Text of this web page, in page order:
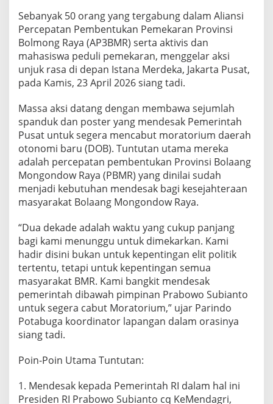
t
B
o
l
m
o
n
a
y
a
T
u
n
t
u
t
e
m
e
k
a
r
n
P
B
Sebanyak 50 orang yang tergabung dalam Aliansi
Percepatan Pembentukan Pemekaran Provinsi
Bolmong Raya (AP3BMR) serta aktivis dan
mahasiswa peduli pemekaran, menggelar aksi
unjuk rasa di depan Istana Merdeka, Jakarta Pusat,
pada Kamis, 23 April 2026 siang tadi.
Massa aksi datang dengan membawa sejumlah
spanduk dan poster yang mendesak Pemerintah
Pusat untuk segera mencabut moratorium daerah
otonomi baru (DOB). Tuntutan utama mereka
adalah percepatan pembentukan Provinsi Bolaang
Mongondow Raya (PBMR) yang dinilai sudah
menjadi kebutuhan mendesak bagi kesejahteraan
masyarakat Bolaang Mongondow Raya.
“Dua dekade adalah waktu yang cukup panjang
bagi kami menunggu untuk dimekarkan. Kami
hadir disini bukan untuk kepentingan elit politik
tertentu, tetapi untuk kepentingan semua
masyarakat BMR. Kami bangkit mendesak
pemerintah dibawah pimpinan Prabowo Subianto
untuk segera cabut Moratorium,” ujar Parindo
Potabuga koordinator lapangan dalam orasinya
siang tadi.
Poin-Poin Utama Tuntutan:
1. Mendesak kepada Pemerintah RI dalam hal ini
Presiden RI Prabowo Subianto cq KeMendagri,